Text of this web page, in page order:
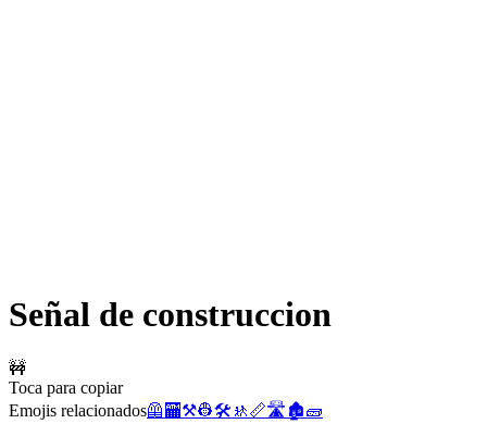
Señal de construccion
🚧
Toca para copiar
Emojis relacionados🦺 🏧⚒️👷🛠️ 🚸📏🛣️🏚️🧱